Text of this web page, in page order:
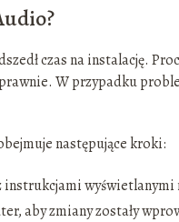
czas na instalację.
W przypadku
następujące kroki:
wyświetlanymi
aby zmiany zostały